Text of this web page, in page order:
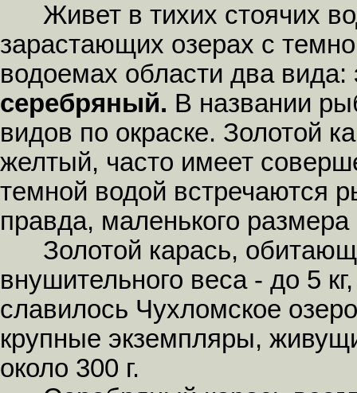
Живет в тихих стоячих
зарастающих озерах с
водоемах области два вида:
серебряный. В названии
видов по окраске. Золотой
желтый, часто имеет
темной водой встречаются
правда, маленького
Золотой карась,
внушительного веса - до 5
славилось Чухломское
крупные экземпляры,
около 300 г.